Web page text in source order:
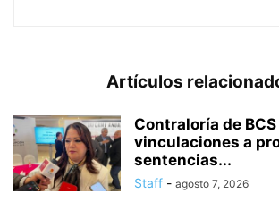
Artículos
Contraloría de BCS
vinculaciones a
sentencias...
Staff - agosto 7, 2026